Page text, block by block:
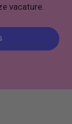
vacature.